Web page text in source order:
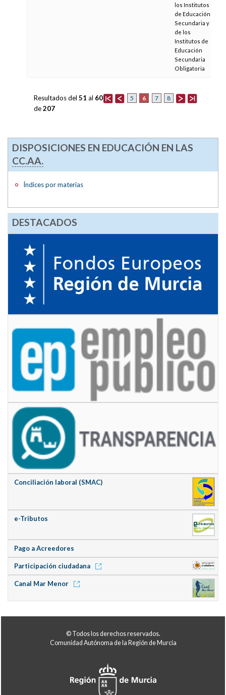
los Institutos
de Educación
Secundaria y
de los
Institutos de
Educación
Secundaria
Obligatoria
5 6 7 8
Resultados del 51 al 60
de207
DISPOSICIONES EN EDUCACIÓN EN LAS
CC.AA.
Índices por materias
DESTACADOS
Conciliación laboral (SMAC)
e-Tributos
Pago a Acreedores
Participación ciudadana
Canal Mar Menor
© Todos los derechos reservados.
Comunidad Autónoma de la Región de Murcia